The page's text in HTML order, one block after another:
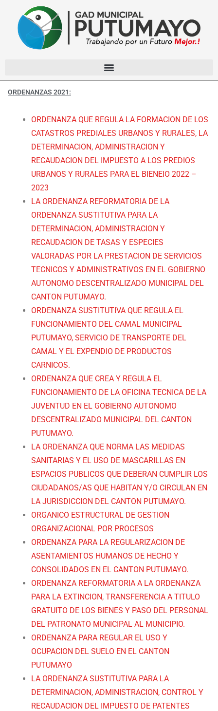
ORDENANZAS 2021:
ORDENANZA QUE REGULA LA FORMACION DE LOS
CATASTROS PREDIALES URBANOS Y RURALES, LA
DETERMINACION, ADMINISTRACION Y
RECAUDACION DEL IMPUESTO A LOS PREDIOS
URBANOS Y RURALES PARA EL BIENEIO 2022 –
2023
LA ORDENANZA REFORMATORIA DE LA
ORDENANZA SUSTITUTIVA PARA LA
DETERMINACION, ADMINISTRACION Y
RECAUDACION DE TASAS Y ESPECIES
VALORADAS POR LA PRESTACION DE SERVICIOS
TECNICOS Y ADMINISTRATIVOS EN EL GOBIERNO
AUTONOMO DESCENTRALIZADO MUNICIPAL DEL
CANTON PUTUMAYO.
ORDENANZA SUSTITUTIVA QUE REGULA EL
FUNCIONAMIENTO DEL CAMAL MUNICIPAL
PUTUMAYO, SERVICIO DE TRANSPORTE DEL
CAMAL Y EL EXPENDIO DE PRODUCTOS
CARNICOS.
ORDENANZA QUE CREA Y REGULA EL
FUNCIONAMIENTO DE LA OFICINA TECNICA DE LA
JUVENTUD EN EL GOBIERNO AUTONOMO
DESCENTRALIZADO MUNICIPAL DEL CANTON
PUTUMAYO.
LA ORDENANZA QUE NORMA LAS MEDIDAS
SANITARIAS Y EL USO DE MASCARILLAS EN
ESPACIOS PUBLICOS QUE DEBERAN CUMPLIR LOS
CIUDADANOS/AS QUE HABITAN Y/O CIRCULAN EN
LA JURISDICCION DEL CANTON PUTUMAYO.
ORGANICO ESTRUCTURAL DE GESTION
ORGANIZACIONAL POR PROCESOS
ORDENANZA PARA LA REGULARIZACION DE
ASENTAMIENTOS HUMANOS DE HECHO Y
CONSOLIDADOS EN EL CANTON PUTUMAYO.
ORDENANZA REFORMATORIA A LA ORDENANZA
PARA LA EXTINCION, TRANSFERENCIA A TITULO
GRATUITO DE LOS BIENES Y PASO DEL PERSONAL
DEL PATRONATO MUNICIPAL AL MUNICIPIO.
ORDENANZA PARA REGULAR EL USO Y
OCUPACION DEL SUELO EN EL CANTON
PUTUMAYO
LA ORDENANZA SUSTITUTIVA PARA LA
DETERMINACION, ADMINISTRACION, CONTROL Y
RECAUDACION DEL IMPUESTO DE PATENTES